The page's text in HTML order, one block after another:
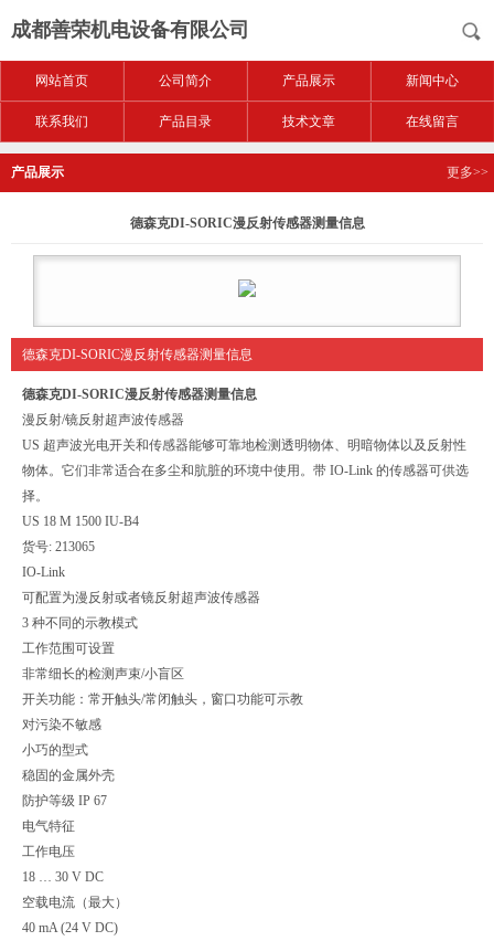
成都善荣机电设备有限公司
网站首页 公司简介 产品展示 新闻中心
联系我们 产品目录 技术文章 在线留言
产品展示 更多>>
德森克DI-SORIC漫反射传感器测量信息
德森克DI-SORIC漫反射传感器测量信息
德森克DI-SORIC漫反射传感器测量信息
漫反射/镜反射超声波传感器
US 超声波光电开关和传感器能够可靠地检测透明物体、明暗物体以及反射性
物体。它们非常适合在多尘和肮脏的环境中使用。带 IO-Link 的传感器可供选
择。
US 18 M 1500 IU-B4
货号: 213065
IO-Link
可配置为漫反射或者镜反射超声波传感器
3 种不同的示教模式
工作范围可设置
非常细长的检测声束/小盲区
开关功能：常开触头/常闭触头，窗口功能可示教
对污染不敏感
小巧的型式
稳固的金属外壳
防护等级 IP 67
电气特征
工作电压
18 … 30 V DC
空载电流（最大）
40 mA (24 V DC)